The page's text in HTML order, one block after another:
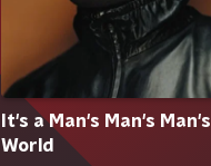
It's a Man's Man's Man's
World